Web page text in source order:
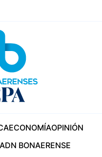
ECONOMÍAOPINIÓN
BONAERENSE